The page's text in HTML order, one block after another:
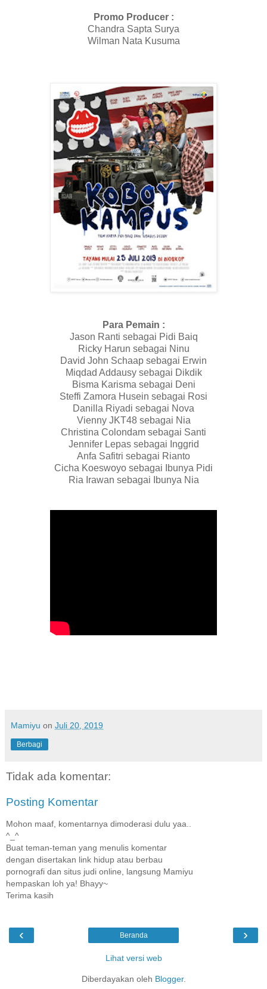
Promo Producer :
Chandra Sapta Surya
Wilman Nata Kusuma
Para Pemain :
Jason Ranti sebagai Pidi Baiq
Ricky Harun sebagai Ninu
David John Schaap sebagai Erwin
Miqdad Addausy sebagai Dikdik
Bisma Karisma sebagai Deni
Steffi Zamora Husein sebagai Rosi
Danilla Riyadi sebagai Nova
Vienny JKT48 sebagai Nia
Christina Colondam sebagai Santi
Jennifer Lepas sebagai Inggrid
Anfa Safitri sebagai Rianto
Cicha Koeswoyo sebagai Ibunya Pidi
Ria Irawan sebagai Ibunya Nia
Mamiyu on Juli 20, 2019
Berbagi
Tidak ada komentar:
Posting Komentar
Mohon maaf, komentarnya dimoderasi dulu yaa..
^_^
Buat teman-teman yang menulis komentar
dengan disertakan link hidup atau berbau
pornografi dan situs judi online, langsung Mamiyu
hempaskan loh ya! Bhayy~
Terima kasih
‹ ›
Beranda
Lihat versi web
Diberdayakan oleh Blogger.